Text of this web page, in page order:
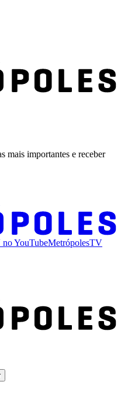
mais importantes e receber
noYouTubeMetrópolesTV